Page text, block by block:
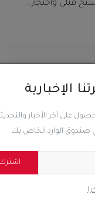
آخر الأخبار والتحديثات
الوارد الخاص بك
واحتجاز...